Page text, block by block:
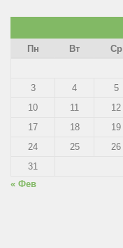
Пн
Вт Ср
3
4 5
10
11 12
17
18 19
24
25 26
31
« Фев